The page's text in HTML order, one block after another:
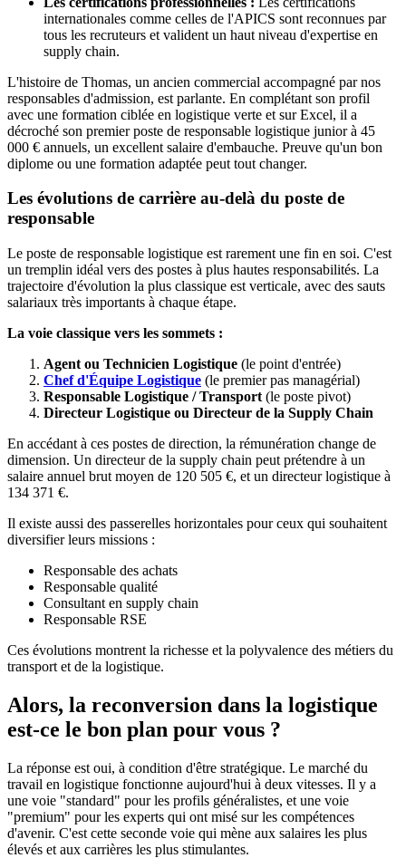
internationales comme celles de l'APICS sont reconnues par
tous les recruteurs et valident un haut niveau d'expertise en
supply chain.
L'histoire de Thomas, un ancien commercial accompagné par nos
responsables d'admission, est parlante. En complétant son profil
avec une formation ciblée en logistique verte et sur Excel, il a
décroché son premier poste de responsable logistique junior à 45
000 € annuels, un excellent salaire d'embauche. Preuve qu'un bon
diplome ou une formation adaptée peut tout changer.
Les évolutions de carrière au-delà du poste de
responsable
Le poste de responsable logistique est rarement une fin en soi. C'est
un tremplin idéal vers des postes à plus hautes responsabilités. La
trajectoire d'évolution la plus classique est verticale, avec des sauts
salariaux très importants à chaque étape.
La voie classique vers les sommets :
Agent ou Technicien Logistique (le point d'entrée)
Chef d'Équipe Logistique (le premier pas managérial)
Responsable Logistique / Transport (le poste pivot)
Directeur Logistique ou Directeur de la Supply Chain
En accédant à ces postes de direction, la rémunération change de
dimension. Un directeur de la supply chain peut prétendre à un
salaire annuel brut moyen de 120 505 €, et un directeur logistique à
134 371 €.
Il existe aussi des passerelles horizontales pour ceux qui souhaitent
diversifier leurs missions :
Responsable des achats
Responsable qualité
Consultant en supply chain
Responsable RSE
Ces évolutions montrent la richesse et la polyvalence des métiers du
transport et de la logistique.
Alors, la reconversion dans la logistique
est-ce le bon plan pour vous ?
La réponse est oui, à condition d'être stratégique. Le marché du
travail en logistique fonctionne aujourd'hui à deux vitesses. Il y a
une voie "standard" pour les profils généralistes, et une voie
"premium" pour les experts qui ont misé sur les compétences
d'avenir. C'est cette seconde voie qui mène aux salaires les plus
élevés et aux carrières les plus stimulantes.